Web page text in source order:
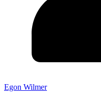
Egon Wilmer